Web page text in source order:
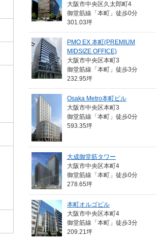
大阪市中央区久太郎町4
御堂筋線「本町」徒歩0分
301.03坪
PMO EX 本町(PREMIUM
MIDSIZE OFFICE)
大阪市中央区本町3
御堂筋線「本町」徒歩3分
232.95坪
Osaka Metro本町ビル
大阪市中央区本町3
御堂筋線「本町」徒歩0分
593.35坪
大成御堂筋タワー
大阪市中央区本町4
御堂筋線「本町」徒歩0分
278.65坪
本町オルゴビル
大阪市中央区本町4
御堂筋線「本町」徒歩3分
209.21坪